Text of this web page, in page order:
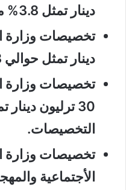
دينار تمثل 3.8% من التخصيصات.
دينار تمثل حوالي 2.8% من التخصيصات.
تخصيصات وزارة
التخصيصات.
تخصيصات وزارة